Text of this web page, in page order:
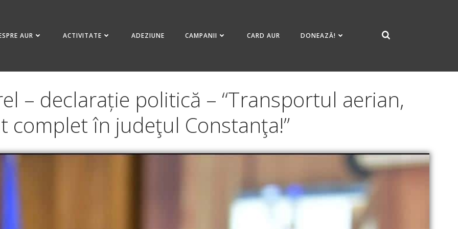
AUR ACTIVITATE ADEZIUNE CAMPANII CARD AUR DONEAZĂ!
– declarație politică – “Transportul aerian,
complet în judeţul Constanţa!”